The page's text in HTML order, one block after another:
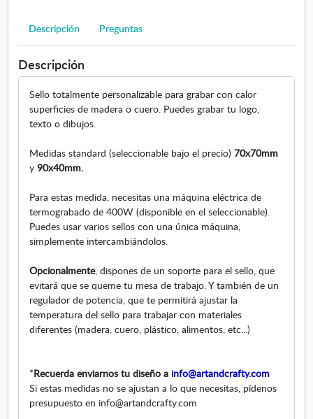
a
d
n
n
n
u
e
a
e
s
r
i
o
.
S
e
a
b
r
e
e
n
v
e
n
t
a
n
a
u
e
v
a
Descripción Preguntas
Descripción
Sello totalmente personalizable para grabar con calor
superficies de madera o cuero. Puedes grabar tu logo,
texto o dibujos.
Medidas standard (seleccionable bajo el precio) 70x70mm
y 90x40mm.
Para estas medida, necesitas una máquina eléctrica de
termograbado de 400W (disponible en el seleccionable).
Puedes usar varios sellos con una única máquina,
simplemente intercambiándolos.
Opcionalmente, dispones de un soporte para el sello, que
evitará que se queme tu mesa de trabajo. Y también de un
regulador de potencia, que te permitirá ajustar la
temperatura del sello para trabajar con materiales
diferentes (madera, cuero, plástico, alimentos, etc...)
*Recuerda enviarnos tu diseño a info@artandcrafty.com
Si estas medidas no se ajustan a lo que necesitas, pídenos
presupuesto en info@artandcrafty.com